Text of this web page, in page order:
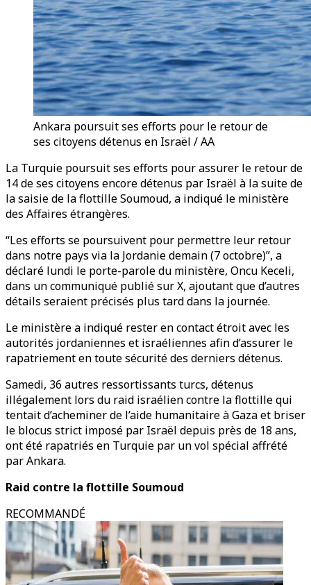
Ankara poursuit ses efforts pour le retour de
ses citoyens détenus en Israël / AA
La Turquie poursuit ses efforts pour assurer le retour de
14 de ses citoyens encore détenus par Israël à la suite de
la saisie de la flottille Soumoud, a indiqué le ministère
des Affaires étrangères.
“Les efforts se poursuivent pour permettre leur retour
dans notre pays via la Jordanie demain (7 octobre)”, a
déclaré lundi le porte-parole du ministère, Oncu Keceli,
dans un communiqué publié sur X, ajoutant que d’autres
détails seraient précisés plus tard dans la journée.
Le ministère a indiqué rester en contact étroit avec les
autorités jordaniennes et israéliennes afin d’assurer le
rapatriement en toute sécurité des derniers détenus.
Samedi, 36 autres ressortissants turcs, détenus
illégalement lors du raid israélien contre la flottille qui
tentait d’acheminer de l’aide humanitaire à Gaza et briser
le blocus strict imposé par Israël depuis près de 18 ans,
ont été rapatriés en Turquie par un vol spécial affrété
par Ankara.
Raid contre la flottille Soumoud
RECOMMANDÉ